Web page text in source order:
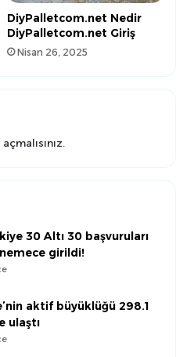
DiyPalletcom.net Nedir
DiyPalletcom.net Giriş
Nisan 26, 2025
30 Altı 30 başvuruları
girildi!
aktif büyüklüğü 298.1
ulaştı